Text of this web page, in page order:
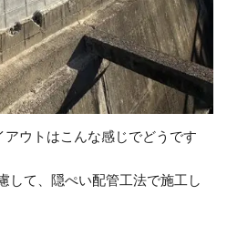
ウトはこんな感じでどうです
して、隠ぺい配管工法で施工し